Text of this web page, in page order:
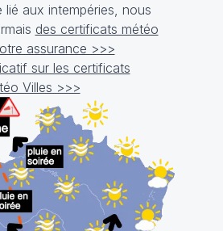
lié aux intempéries, nous
des certificats météo
assurance >>>
sur les certificats
Villes >>>